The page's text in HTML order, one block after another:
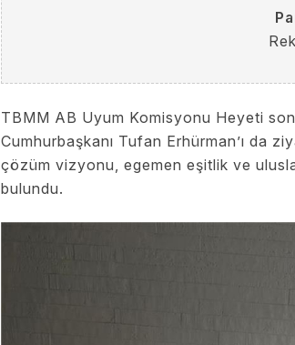
TBMM AB Uyum Komisyonu Heyeti
Cumhurbaşkanı Tufan Erhürman’ı da
çözüm vizyonu, egemen eşitlik ve
bulundu.